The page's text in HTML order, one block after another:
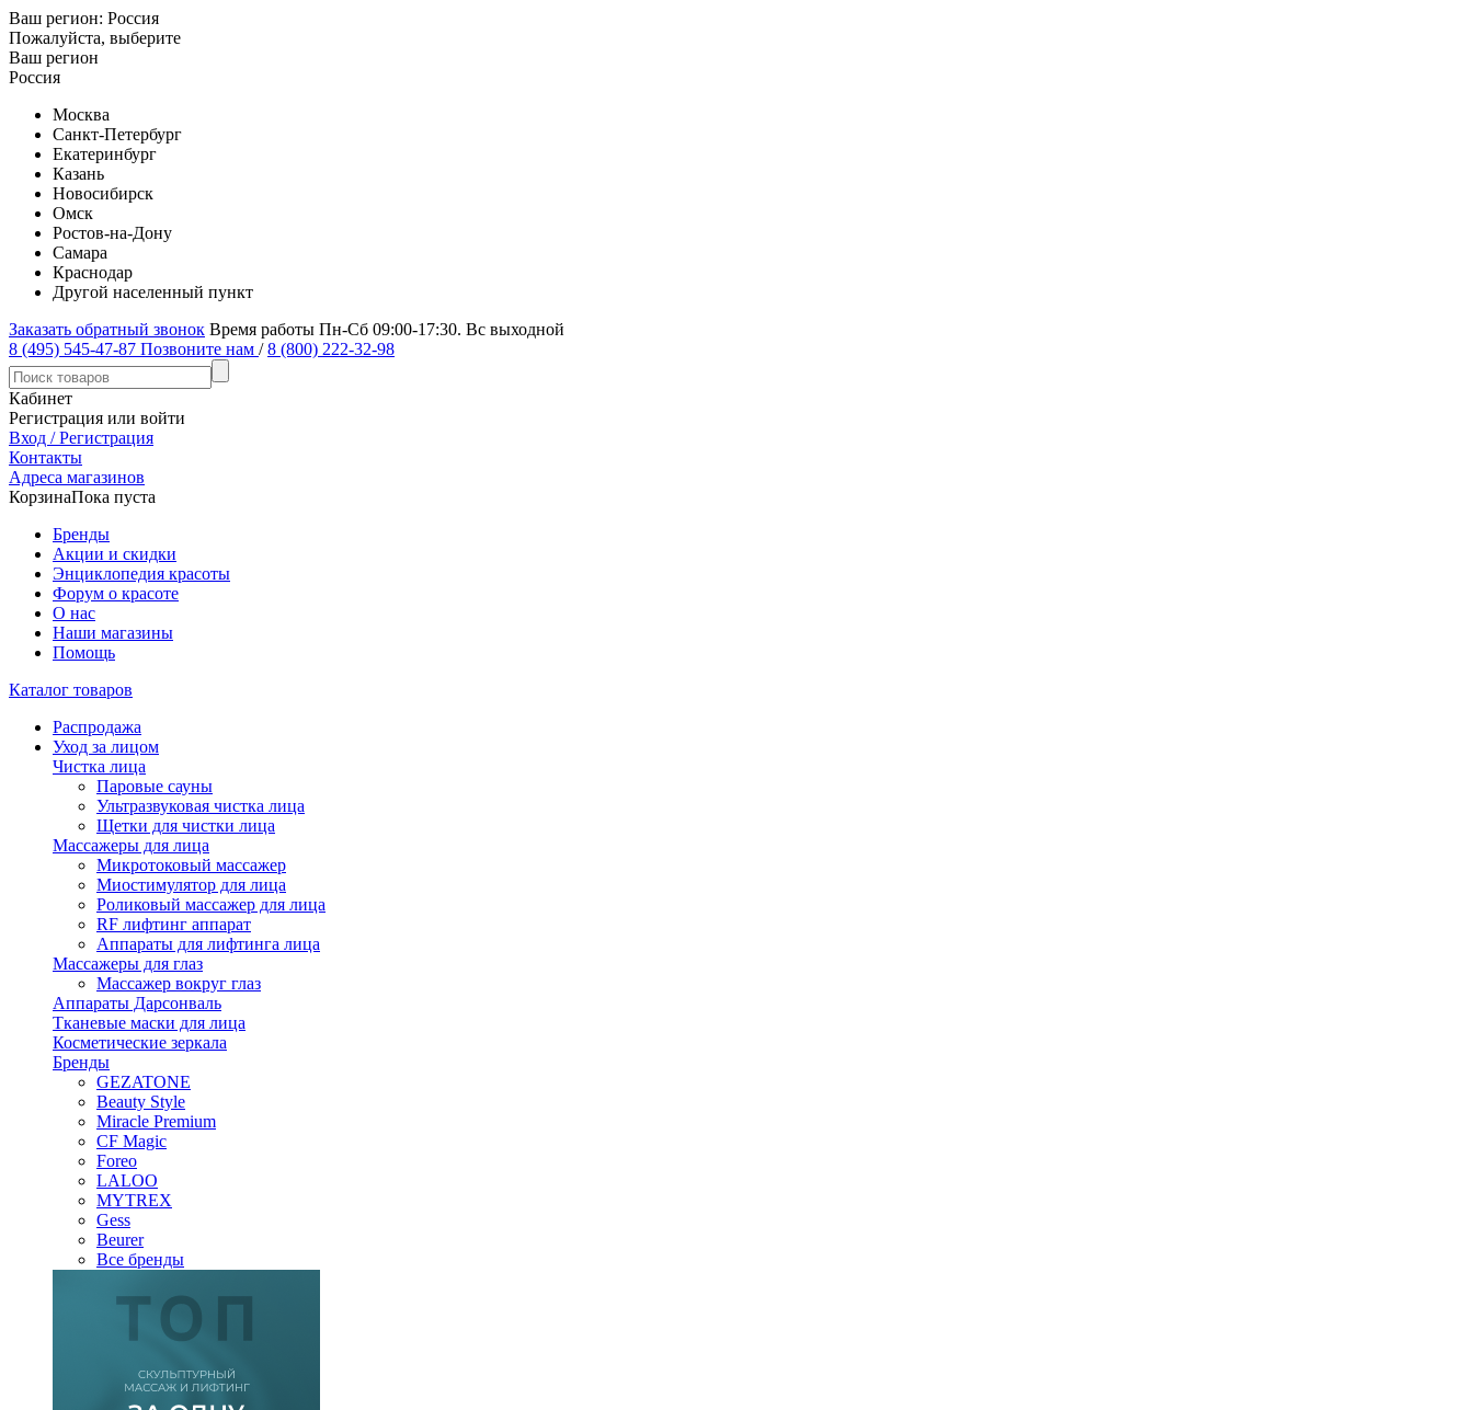
Ваш регион: Россия
Пожалуйста, выберите
Ваш регион
Россия
Москва
Санкт-Петербург
Екатеринбург
Казань
Новосибирск
Омск
Ростов-на-Дону
Самара
Краснодар
Другой населенный пункт
Заказать обратный звонок Время работы Пн-Сб 09:00-17:30. Вс выходной
8 (495) 545-47-87 Позвоните нам / 8 (800) 222-32-98
Кабинет
Регистрация или войти
Вход / Регистрация
Контакты
Адреса магазинов
КорзинаПока пуста
Бренды
Акции и скидки
Энциклопедия красоты
Форум о красоте
О нас
Наши магазины
Помощь
Каталог товаров
Распродажа
Уход за лицом
Чистка лица
Паровые сауны
Ультразвуковая чистка лица
Щетки для чистки лица
Массажеры для лица
Микротоковый массажер
Миостимулятор для лица
Роликовый массажер для лица
RF лифтинг аппарат
Аппараты для лифтинга лица
Массажеры для глаз
Массажер вокруг глаз
Аппараты Дарсонваль
Тканевые маски для лица
Косметические зеркала
Бренды
GEZATONE
Beauty Style
Miracle Premium
CF Magic
Foreo
LALOO
MYTREX
Gess
Beurer
Все бренды